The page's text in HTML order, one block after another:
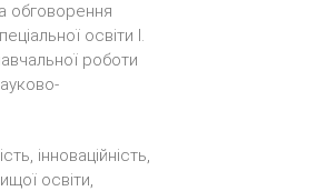
обговорення
освіти І.
роботи
інноваційність,
освіти,